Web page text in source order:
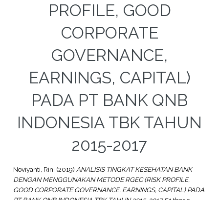
PROFILE, GOOD
CORPORATE
GOVERNANCE,
EARNINGS, CAPITAL)
PADA PT BANK QNB
INDONESIA TBK TAHUN
2015-2017
Noviyanti, Rini (2019) ANALISIS TINGKAT KESEHATAN BANK
DENGAN MENGGUNAKAN METODE RGEC (RISK PROFILE,
GOOD CORPORATE GOVERNANCE, EARNINGS, CAPITAL) PADA